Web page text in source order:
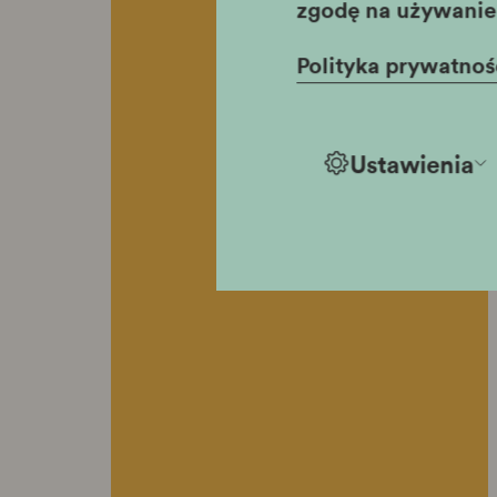
zgodę na
Polityka
Ustawienia